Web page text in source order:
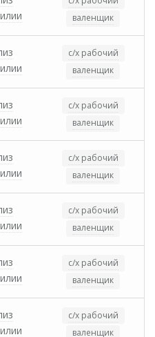
валенщик
с/х рабочий
валенщик
с/х рабочий
валенщик
с/х рабочий
валенщик
с/х рабочий
валенщик
с/х рабочий
валенщик
с/х рабочий
валенщик